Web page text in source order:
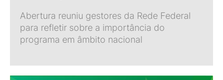
Abertura reuniu gestores da Rede Federal
para refletir sobre a importância do
programa em âmbito nacional